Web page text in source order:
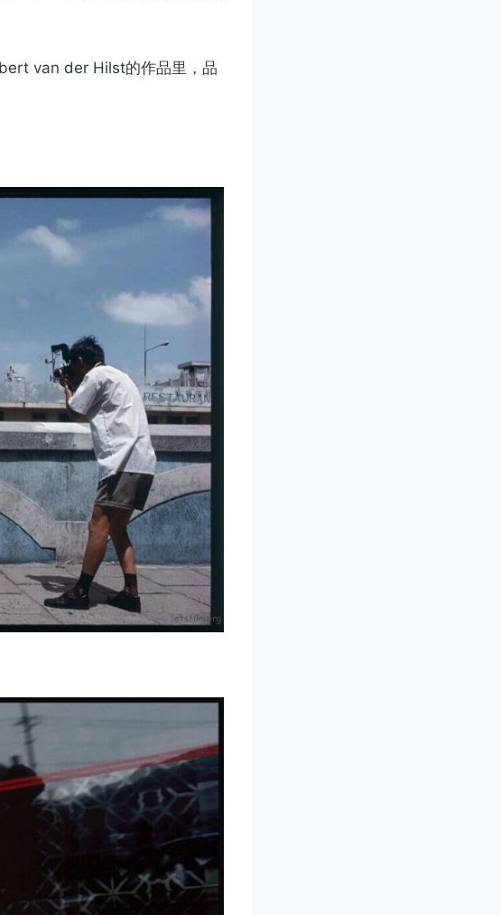
van der Hilst的作品里，品